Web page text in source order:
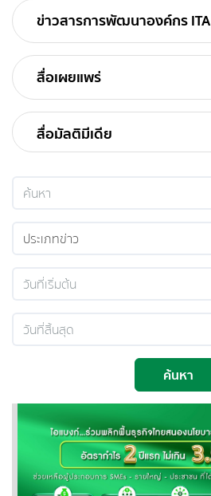
ข่าวสารการพัฒนาองค์กร ITA
สื่อเผยแพร่
สื่อมัลติมีเดีย
ค้นหา